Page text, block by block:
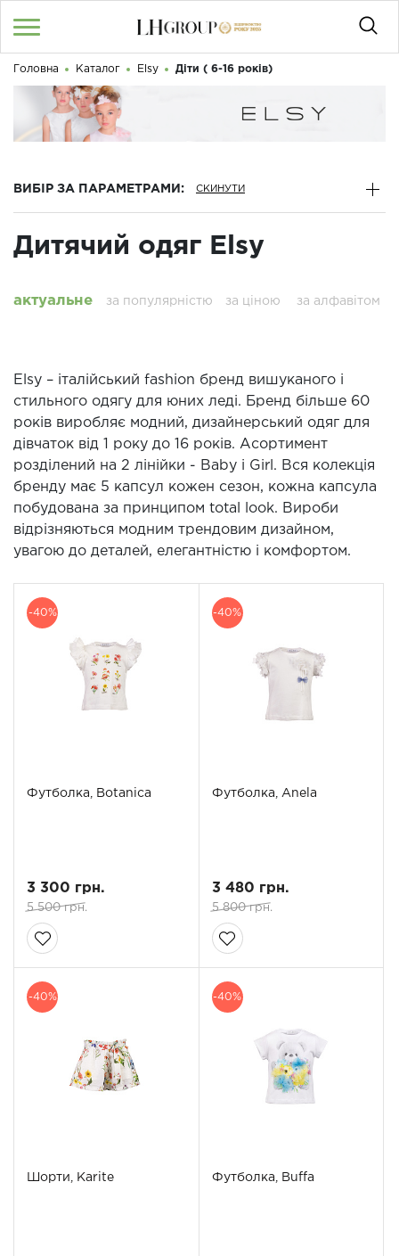
Увійти / Реєстрація
050 187 33 33
Графік роботи з 9:00 до 21:00
ПРО НАС
КОНТАКТИ
Доброго дня! Що Ви шукаєте?
Головна Каталог Elsy Діти ( 6-16 років)
ВИБІР ЗА ПАРАМЕТРАМИ:
Дитячий одяг Elsy
актуальне за популярністю за ціною за алфавітом
Elsy – італійський fashion бренд вишуканого і
стильного одягу для юних леді. Бренд більше 60
років виробляє модний, дизайнерський одяг для
дівчаток від 1 року до 16 років. Асортимент
розділений на 2 лінійки - Baby і Girl. Вся колекція
бренду має 5 капсул кожен сезон, кожна капсула
побудована за принципом total look. Вироби
відрізняються модним трендовим дизайном,
увагою до деталей, елегантністю і комфортом.
-40%
Футболка, Botanica
3 300 грн.
5 500 грн.
-40%
Футболка, Anela
3 480 грн.
5 800 грн.
-40%
Шорти, Karite
-40%
Футболка, Buffa